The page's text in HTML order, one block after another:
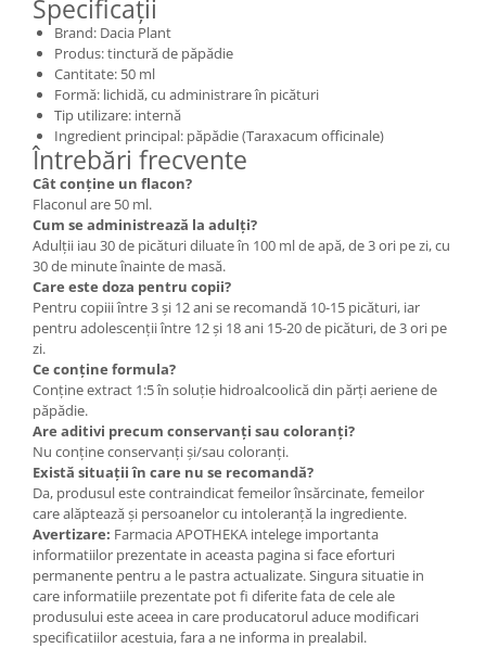
Specificații
Brand: Dacia Plant
Produs: tinctură de păpădie
Cantitate: 50 ml
Formă: lichidă, cu administrare în picături
Tip utilizare: internă
Ingredient principal: păpădie (Taraxacum officinale)
Întrebări frecvente
Cât conține un flacon?
Flaconul are 50 ml.
Cum se administrează la adulți?
Adulții iau 30 de picături diluate în 100 ml de apă, de 3 ori pe zi, cu
30 de minute înainte de masă.
Care este doza pentru copii?
Pentru copiii între 3 și 12 ani se recomandă 10-15 picături, iar
pentru adolescenții între 12 și 18 ani 15-20 de picături, de 3 ori pe
zi.
Ce conține formula?
Conține extract 1:5 în soluție hidroalcoolică din părți aeriene de
păpădie.
Are aditivi precum conservanți sau coloranți?
Nu conține conservanți și/sau coloranți.
Există situații în care nu se recomandă?
Da, produsul este contraindicat femeilor însărcinate, femeilor
care alăptează și persoanelor cu intoleranță la ingrediente.
Avertizare: Farmacia APOTHEKA intelege importanta
informatiilor prezentate in aceasta pagina si face eforturi
permanente pentru a le pastra actualizate. Singura situatie in
care informatiile prezentate pot fi diferite fata de cele ale
produsului este aceea in care producatorul aduce modificari
specificatiilor acestuia, fara a ne informa in prealabil.